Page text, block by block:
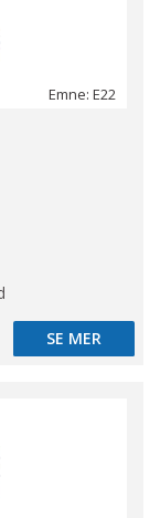
Emne: E22
SE MER
SE MER